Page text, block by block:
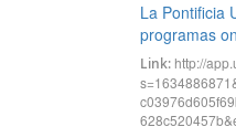
La Pontificia
programas
Link: http://